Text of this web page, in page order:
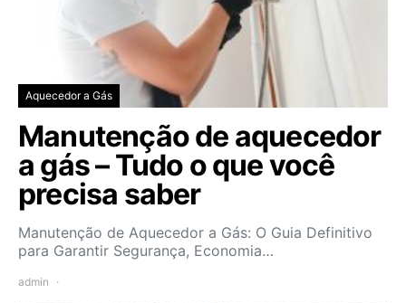
Aquecedor a Gás
Manutenção de aquecedor
a gás – Tudo o que você
precisa saber
Manutenção de Aquecedor a Gás: O Guia Definitivo
para Garantir Segurança, Economia…
admin